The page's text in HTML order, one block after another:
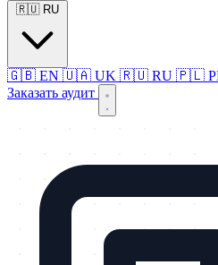
🇷🇺 RU
🇬🇧 EN 🇺🇦 UK 🇷🇺 RU 🇵🇱
Заказать аудит